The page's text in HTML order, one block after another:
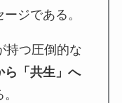
ジである。
持つ圧倒的な
ら「共生」へ